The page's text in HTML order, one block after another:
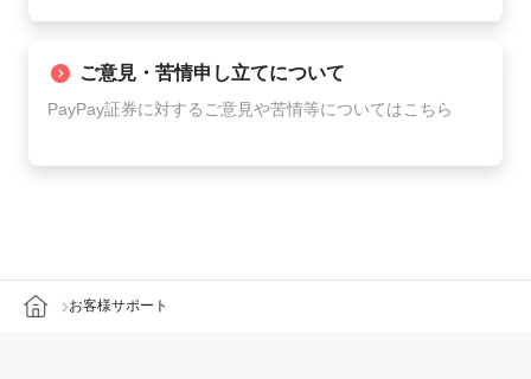
ご意見・苦情申し立てについて
PayPay証券に対するご意見や苦情等についてはこちら
お客様サポート